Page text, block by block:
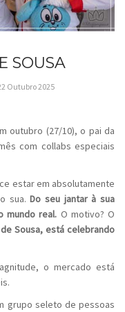
SOUSA
Outubro 2025
outubro (27/10), o pai da
com collabs especiais
estar em absolutamente
sua.Do seu jantar à sua
mundo real. O motivo? O
Sousa, está celebrando
o mercado está
grupo seleto de pessoas